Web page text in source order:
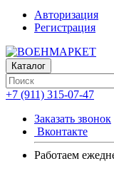
Авторизация
Регистрация
Каталог
+7 (911) 315-07-47
Заказать звонок
Вконтакте
Работаем